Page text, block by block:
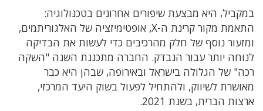
במקביל, היא מבצעת שיפורים אחרונים בטכנולוגיה:
התאמת מקור קרינת ה-X, אופטימיזציה של האלגוריתמים,
ומזעור נוסף של חלק מהרכיבים כדי לעשות את הבדיקה
לנוחה יותר עבור הנבדק. החברה מתכננת השנה "השקה
רכה" של הגלולה בישראל ובאירופה, שבהן היא כבר
מאושרת לשיווק, ולהתחיל לפעול בשוק היעד המרכזי,
ארצות הברית, בשנת 2021.